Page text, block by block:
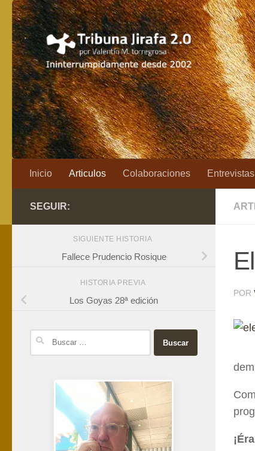
Saltar al contenido
Inicio Articulos Colaboraciones Entrevistas
POR
SEGUIR:
SIGUIENTE HISTORIA
Fallece Prudencio Rosique
HISTORIA PREVIA
Los Goyas 28ª edición
Buscar: